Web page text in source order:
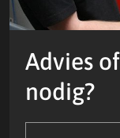
Advies
nodig?